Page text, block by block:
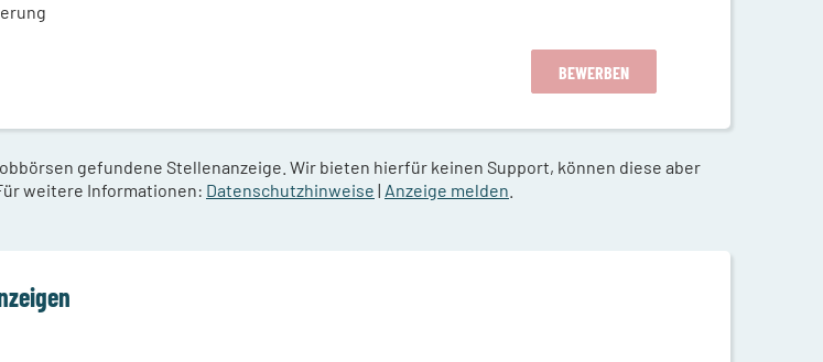
BEWERBEN
gefundene Stellenanzeige. Wir bieten hierfür keinen Support, können diese aber
weitere Informationen: Datenschutzhinweise | Anzeige melden